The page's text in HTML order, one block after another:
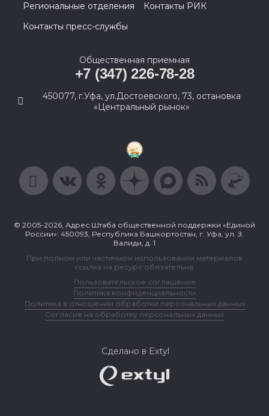
Региональные отделения
Контакты РИК
Контакты пресс-службы
Общественная приемная
+7 (347) 226-78-28
450077, г.Уфа, ул.Достоевского, 73, остановка
«Центральный рынок»
© 2005-2026, Адрес Штаба общественной поддержки «Единой
России»: 450093, Республика Башкортостан, г. Уфа, ул. З.
Валиди, д. 1
При полном или частичном использовании материалов
ссылка на ресурс обязательна.
Пользовательское соглашение
Политика конфиденциальности
Политика в отношении обработки персональных данных
Согласие на обработку персональных данных
Сделано в Extyl